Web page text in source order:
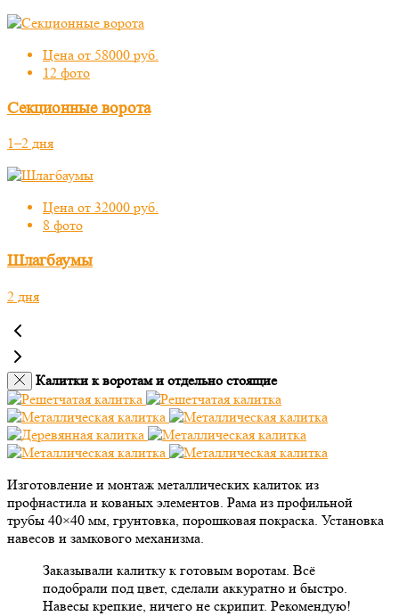
Цена от 58000 руб.
12 фото
Секционные ворота
1–2 дня
Цена от 32000 руб.
8 фото
Шлагбаумы
2 дня
Калитки к воротам и отдельно стоящие
Изготовление и монтаж металлических калиток из
профнастила и кованых элементов. Рама из профильной
трубы 40×40 мм, грунтовка, порошковая покраска. Установка
навесов и замкового механизма.
Заказывали калитку к готовым воротам. Всё
подобрали под цвет, сделали аккуратно и быстро.
Навесы крепкие, ничего не скрипит. Рекомендую!